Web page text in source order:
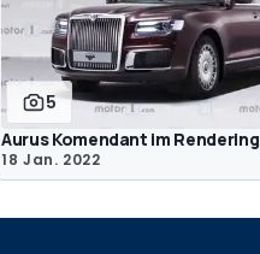
5
Aurus Komendant im Rendering
18 Jan. 2022